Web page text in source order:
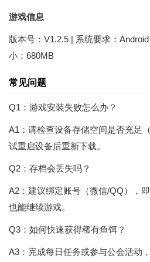
游戏信息
版本号：V1.2.5 | 系统要求：
小：680MB
常见问题
Q1：游戏安装失败怎么办？
A1：请检查设备存储空间是否充足
试重启设备后重新下载。
Q2：存档会丢失吗？
A2：建议绑定账号（微信/QQ），
也能继续游戏。
Q3：如何快速获得稀有鱼饵？
A3：完成每日任务或参与公会活动